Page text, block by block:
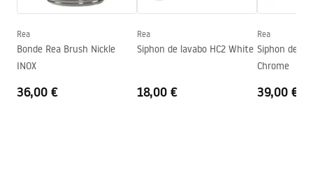
Profondeur
Forme
Trou de robinet
Non
Rea
Bonde Rea Brush Nickle
INOX
36,00 €
Rea
Siphon de lavabo HC2 White
18,00 €
Rea
Siphon de
Chrome
39,00 €